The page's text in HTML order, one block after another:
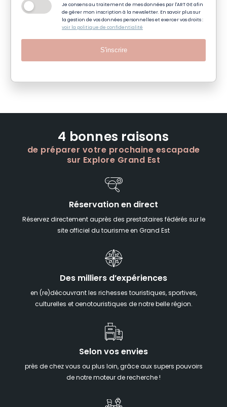
Je consens au traitement de mes données par l'ART GE afin
de gérer mon inscription à la newsletter. En savoir plus sur
la gestion de vos données personnelles et exercer vos droits :
voir la politique de confidentialité
S'inscrire
4 bonnes raisons
de préparer votre prochaine escapade
sur Explore Grand Est
Réservation en direct
Réservez directement auprès des prestataires fédérés sur le
site officiel du tourisme en Grand Est
Des milliers d’expériences
en (re)découvrant les richesses touristiques, sportives,
culturelles et oenotouristiques de notre belle région.
Selon vos envies
près de chez vous ou plus loin, grâce aux supers pouvoirs
de notre moteur de recherche !